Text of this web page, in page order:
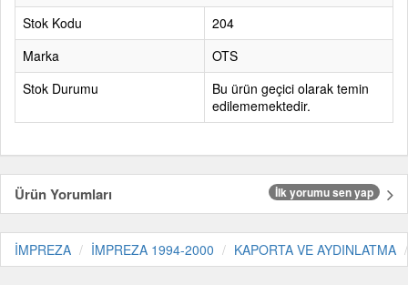
Stok Kodu
204
Marka
OTS
Stok Durumu
Bu ürün geçici olarak temin
edilememektedir.
Ürün Yorumları İlk yorumu sen yap
İMPREZA İMPREZA 1994-2000 KAPORTA VE AYDINLATMA